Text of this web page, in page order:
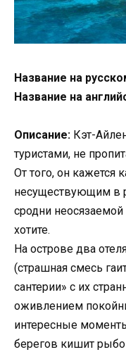
Название на
Название на
Описание: Кэт-
туристами, не
От того, он
несуществующим в
сродни неосязаемой
хотите.
На острове два
(страшная смесь
сантерии» с их
оживлением
интересные
берегов кишит